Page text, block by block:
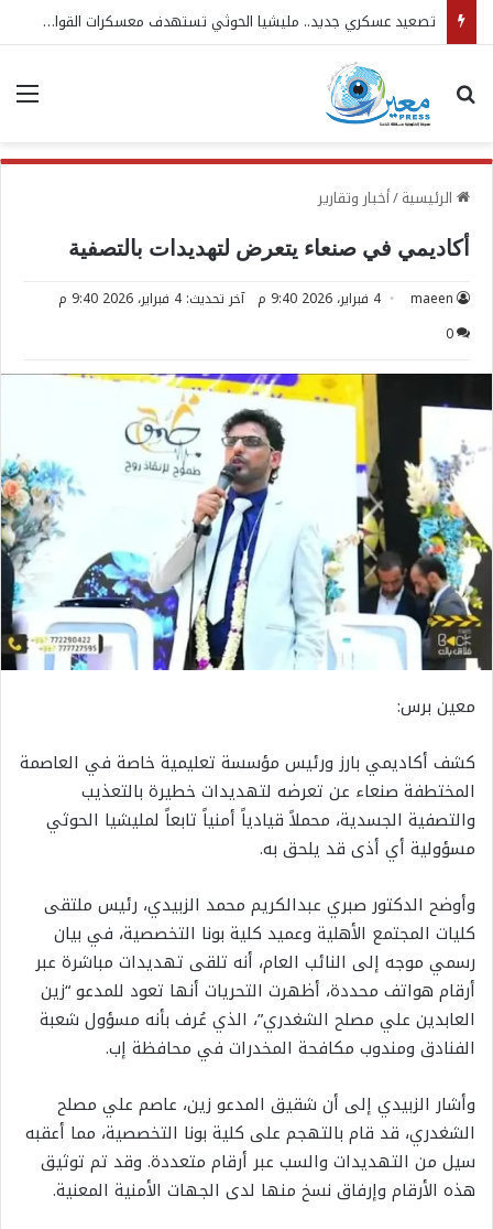
تصعيد عسكري جديد.. مليشيا الحوثي تستهدف معسكرات القوات المسلحة
بحث عن
الرئيسية/أخبار وتقارير
أكاديمي في صنعاء يتعرض لتهديدات بالتصفية
maeen 4 فبراير، 2026 9:40 م
آخر تحديث: 4 فبراير، 2026 9:40 م
0
معين برس:
كشف أكاديمي بارز ورئيس مؤسسة تعليمية خاصة في العاصمة
المختطفة صنعاء عن تعرضه لتهديدات خطيرة بالتعذيب
والتصفية الجسدية، محملاً قيادياً أمنياً تابعاً لمليشيا الحوثي
مسؤولية أي أذى قد يلحق به.
وأوضح الدكتور صبري عبدالكريم محمد الزبيدي، رئيس ملتقى
كليات المجتمع الأهلية وعميد كلية بونا التخصصية، في بيان
رسمي موجه إلى النائب العام، أنه تلقى تهديدات مباشرة عبر
أرقام هواتف محددة، أظهرت التحريات أنها تعود للمدعو “زين
العابدين علي مصلح الشغدري”، الذي عُرف بأنه مسؤول شعبة
الفنادق ومندوب مكافحة المخدرات في محافظة إب.
وأشار الزبيدي إلى أن شقيق المدعو زين، عاصم علي مصلح
الشغدري، قد قام بالتهجم على كلية بونا التخصصية، مما أعقبه
سيل من التهديدات والسب عبر أرقام متعددة. وقد تم توثيق
هذه الأرقام وإرفاق نسخ منها لدى الجهات الأمنية المعنية.